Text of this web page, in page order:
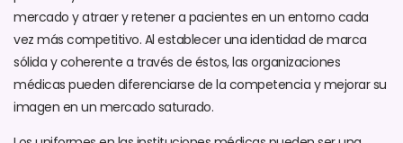
mercado y atraer y retener a pacientes en un entorno cada
vez más competitivo. Al establecer una identidad de marca
sólida y coherente a través de éstos, las organizaciones
médicas pueden diferenciarse de la competencia y mejorar su
imagen en un mercado saturado.